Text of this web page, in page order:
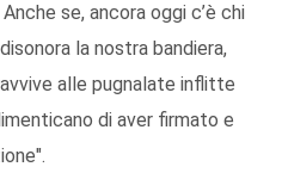
se, ancora oggi c’è chi
la nostra bandiera,
alle pugnalate inflitte
di aver firmato e